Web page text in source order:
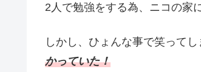
2人で勉強をする為、ニコの家
しかし、ひょんな事で笑って
かっていた！